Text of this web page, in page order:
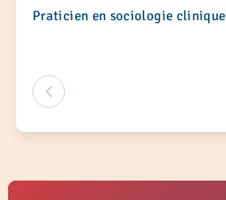
Praticien en sociologie clinique